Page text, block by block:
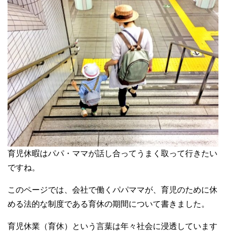
育児休暇はパパ・ママが話し合ってうまく取って行きたい
ですね。
このページでは、会社で働くパパママが、育児のために休
める法的な制度である育休の期間について書きました。
育児休業（育休）という言葉は年々社会に浸透しています